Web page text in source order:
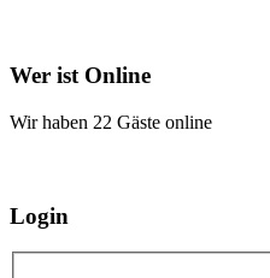
Wer ist Online
Wir haben 22 Gäste online
Login